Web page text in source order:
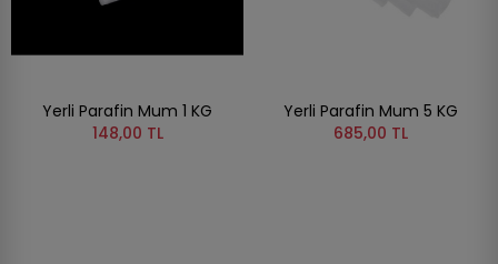
Yerli Parafin Mum 1 KG
148,00 TL
Yerli Parafin Mum 5 KG
685,00 TL